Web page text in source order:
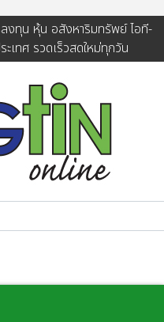
งทุน หุ้น อสังหาริมทรัพย์ ไอที-
เทศ รวดเร็วสดใหม่ทุกวัน